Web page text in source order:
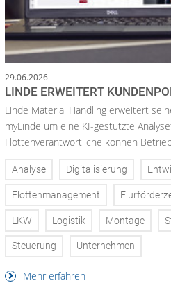
29.06.2026
LINDE ERWEITERT
Linde Material Handling erweitert
myLinde um eine KI-gestützte
Flottenverantwortliche können
Analyse Digitalisierung
Flottenmanagement
LKW Logistik Montage
Steuerung Unternehmen
Mehr erfahren